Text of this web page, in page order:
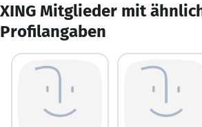
XING Mitglieder mit
Profilangaben